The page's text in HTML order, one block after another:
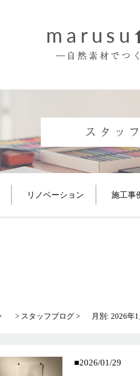
リノベーション 施工事
> スタッフブログ 月別: 2026年
2026/01/29